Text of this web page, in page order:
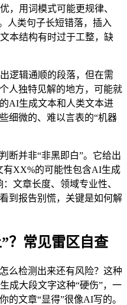
，用词模式可能更规律、
人类句子长短错落，插入
本结构有时过于工整，缺
逻辑通顺的段落，但在需
人独特见解的地方，可能就
AI生成文本和人类文本进
细微的、难以言表的“机器
断并非“非黑即白”。它给出
有XX%的可能性包含AI生成
文章长度、领域专业性、
到报告别慌，关键是如何解
？常见雷区自查
么检测出来还有风险？这种
成大段文字这种“硬伤”，一
的文章“显得”很像AI写的。